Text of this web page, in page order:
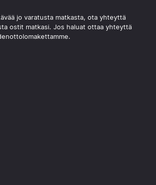
jo varatusta matkasta, ota yhteyttä
ostit matkasi. Jos haluat ottaa yhteyttä